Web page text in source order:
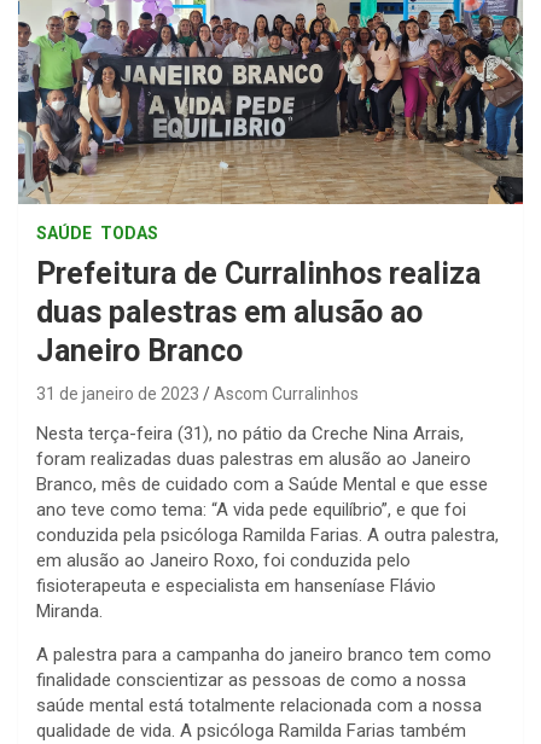
SAÚDE TODAS
Prefeitura de Curralinhos realiza
duas palestras em alusão ao
Janeiro Branco
31 de janeiro de 2023 Ascom Curralinhos
Nesta terça-feira (31), no pátio da Creche Nina Arrais,
foram realizadas duas palestras em alusão ao Janeiro
Branco, mês de cuidado com a Saúde Mental e que esse
ano teve como tema: “A vida pede equilíbrio”, e que foi
conduzida pela psicóloga Ramilda Farias. A outra palestra,
em alusão ao Janeiro Roxo, foi conduzida pelo
fisioterapeuta e especialista em hanseníase Flávio
Miranda.
A palestra para a campanha do janeiro branco tem como
finalidade conscientizar as pessoas de como a nossa
saúde mental está totalmente relacionada com a nossa
qualidade de vida. A psicóloga Ramilda Farias também